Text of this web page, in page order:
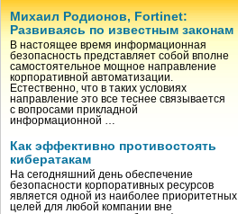
Михаил Родионов, Fortinet:
Развиваясь по известным законам
В настоящее время информационная
безопасность представляет собой вполне
самостоятельное мощное направление
корпоративной автоматизации.
Естественно, что в таких условиях
направление это все теснее связывается
с вопросами прикладной
информационной …
Как эффективно противостоять
кибератакам
На сегодняшний день обеспечение
безопасности корпоративных ресурсов
является одной из наиболее приоритетных
целей для любой компании вне